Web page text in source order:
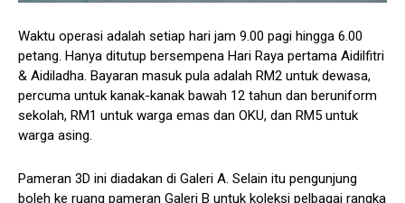
Waktu operasi adalah setiap hari jam 9.00 pagi hingga 6.00
petang. Hanya ditutup bersempena Hari Raya pertama Aidilfitri
& Aidiladha. Bayaran masuk pula adalah RM2 untuk dewasa,
percuma untuk kanak-kanak bawah 12 tahun dan beruniform
sekolah, RM1 untuk warga emas dan OKU, dan RM5 untuk
warga asing.
Pameran 3D ini diadakan di Galeri A. Selain itu pengunjung
boleh ke ruang pameran Galeri B untuk koleksi pelbagai rangka